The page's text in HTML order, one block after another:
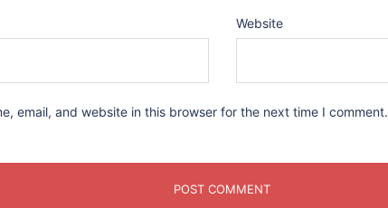
Website
email, and website in this browser for the next time I comment.